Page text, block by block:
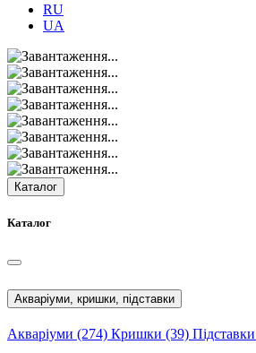
RU
UA
Каталог
Каталог
Акваріуми, кришки, підставки
Акваріуми (274) Кришки (39) Підставки